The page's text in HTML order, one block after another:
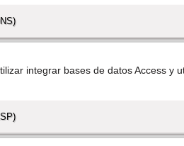
integrar bases de datos Access y